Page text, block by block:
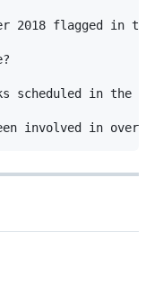
flagged in
scheduled in the